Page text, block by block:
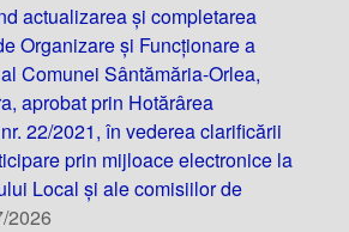
actualizarea și completarea
Organizare și Funcționare a
Comunei Sântămăria-Orlea,
aprobat prin Hotărârea
22/2021, în vederea clarificării
prin mijloace electronice la
Local și ale comisiilor de
2026